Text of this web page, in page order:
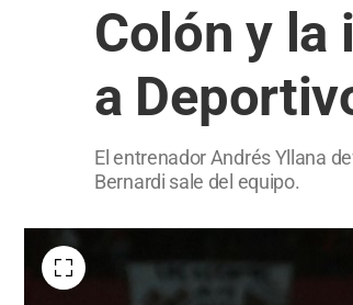
Colón y la
a
El entrenador Andrés Yllana
Bernardi sale del equipo.